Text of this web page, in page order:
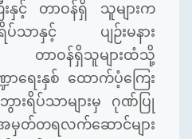
နှင့် တာဝန်ရှိ
သူများက
ပ်သာနှင့်
ပျဉ်းမနား
တာဝန်ရှိသူများထံသို့
ာရေးနှစ်
ထောက်ပံ့ကြေး
ားရိပ်သာများမှ
ဂုဏ်ပြု
မှတ်တရလက်ဆောင်များ